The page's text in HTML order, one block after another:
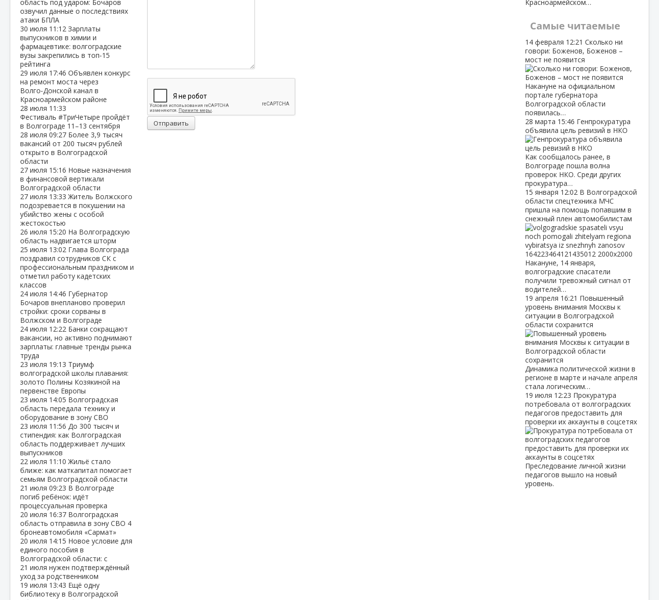
область под ударом: Бочаров
озвучил данные о последствиях
атаки БПЛА
30 июля 11:12 Зарплаты
выпускников в химии и
фармацевтике: волгоградские
вузы закрепились в топ‑15
рейтинга
29 июля 17:46 Объявлен конкурс
на ремонт моста через
Волго‑Донской канал в
Красноармейском районе
28 июля 11:33
Фестиваль #ТриЧетыре пройдёт
в Волгограде 11–13 сентября
28 июля 09:27 Более 3,9 тысяч
вакансий от 200 тысяч рублей
открыто в Волгоградской
области
27 июля 15:16 Новые назначения
в финансовой вертикали
Волгоградской области
27 июля 13:33Житель Волжского
подозревается в покушении на
убийство жены с особой
жестокостью
26 июля 15:20 На Волгоградскую
область надвигается шторм
25 июля 13:02 Глава Волгограда
поздравил сотрудников СК с
профессиональным праздником и
отметил работу кадетских
классов
24 июля 14:46 Губернатор
Бочаров внепланово проверил
стройки: сроки сорваны в
Волжском и Волгограде
24 июля 12:22 Банки сокращают
вакансии, но активно поднимают
зарплаты: главные тренды рынка
труда
23 июля 19:13 Триумф
волгоградской школы плавания:
золото Полины Козякиной на
первенстве Европы
23 июля 14:05 Волгоградская
область передала технику и
оборудование в зону СВО
23 июля 11:56 До 300 тысяч и
стипендия: как Волгоградская
область поддерживает лучших
выпускников
22 июля 11:10Жильё стало
ближе: как маткапитал помогает
семьям Волгоградской области
21 июля 09:23 В Волгограде
погиб ребёнок: идёт
процессуальная проверка
20 июля 16:37 Волгоградская
область отправила в зону СВО 4
бронеавтомобиля «Сармат»
20 июля 14:15 Новое условие для
единого пособия в
Волгоградской области: с
21 июля нужен подтверждённый
уход за родственником
19 июля 13:43 Ещё одну
библиотеку в Волгоградской
Отправить
Красноармейском…
Самые читаемые
14 февраля 12:21 Сколько ни
говори: Боженов, Боженов –
мост не появится
Накануне на официальном
портале губернатора
Волгоградской области
появилась…
28 марта 15:46 Генпрокуратура
объявила цель ревизий в НКО
Как сообщалось ранее, в
Волгограде пошла волна
проверок НКО. Среди других
прокуратура…
15 января 12:02 В Волгоградской
области спецтехника МЧС
пришла на помощь попавшим в
снежный плен автомобилистам
Накануне, 14 января,
волгоградские спасатели
получили тревожный сигнал от
водителей…
19 апреля 16:21 Повышенный
уровень внимания Москвы к
ситуации в Волгоградской
области сохранится
Динамика политической жизни в
регионе в марте и начале апреля
стала логическим…
19 июля 12:23 Прокуратура
потребовала от волгоградских
педагогов предоставить для
проверки их аккаунты в соцсетях
Преследование личной жизни
педагогов вышло на новый
уровень.